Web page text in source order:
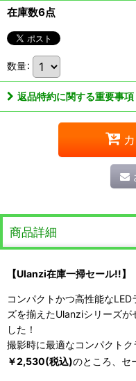
在庫数6点
数量:
返品特約に関する重要事項
商品詳細
【Ulanzi在庫一掃セール!!】
コンパクトかつ高性能な
ズを揃えたUlanziシリーズ
した！
撮影時に最適なコンパクトク
￥2,530(税込)のところ、セ